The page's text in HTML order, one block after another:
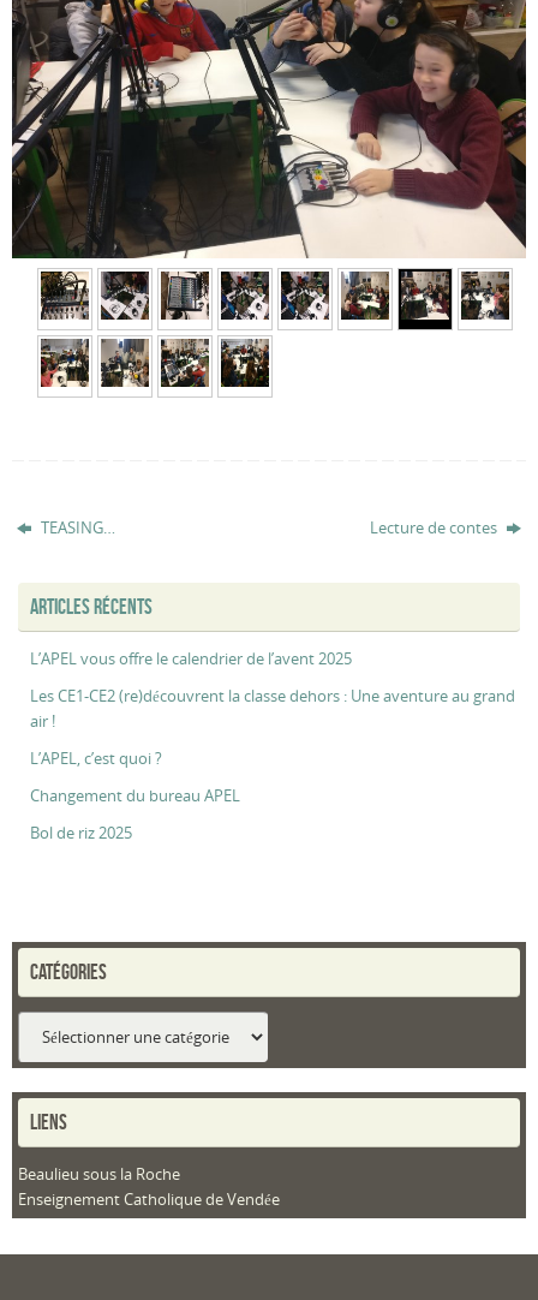
TEASING… Lecture de contes
ARTICLES RÉCENTS
L’APEL vous offre le calendrier de l’avent 2025
Les CE1-CE2 (re)découvrent la classe dehors : Une aventure au grand
air !
L’APEL, c’est quoi ?
Changement du bureau APEL
Bol de riz 2025
CATÉGORIES
LIENS
Beaulieu sous la Roche
Enseignement Catholique de Vendée